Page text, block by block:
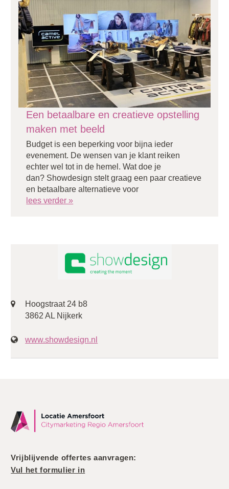
Een betaalbare en creatieve opstelling
maken met beeld
Budget is een beperking voor bijna ieder
evenement. De wensen van je klant reiken
echter wel tot in de hemel. Wat doe je
dan? Showdesign stelt graag een paar creatieve
en betaalbare alternatieve voor
lees verder »
Hoogstraat 24 b8
3862 AL Nijkerk
www.showdesign.nl
Vrijblijvende offertes aanvragen:
Vul het formulier in